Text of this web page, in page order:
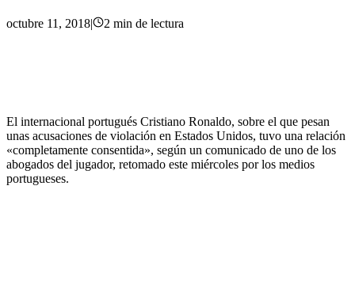
octubre 11, 2018| 2 min de lectura
El internacional portugués Cristiano Ronaldo, sobre el que pesan
unas acusaciones de violación en Estados Unidos, tuvo una relación
«completamente consentida», según un comunicado de uno de los
abogados del jugador, retomado este miércoles por los medios
portugueses.